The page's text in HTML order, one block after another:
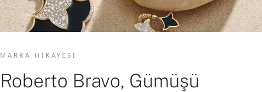
MARKA HIKAYESI
Roberto Bravo, Gümüşü